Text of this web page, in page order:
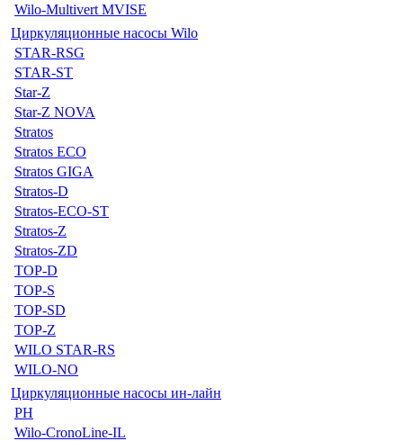
Wilo-Multivert MVISE
Циркуляционные насосы Wilo
STAR-RSG
STAR-ST
Star-Z
Star-Z NOVA
Stratos
Stratos ECO
Stratos GIGA
Stratos-D
Stratos-ECO-ST
Stratos-Z
Stratos-ZD
TOP-D
TOP-S
TOP-SD
TOP-Z
WILO STAR-RS
WILO-NO
Циркуляционные насосы ин-лайн
PH
Wilo-CronoLine-IL